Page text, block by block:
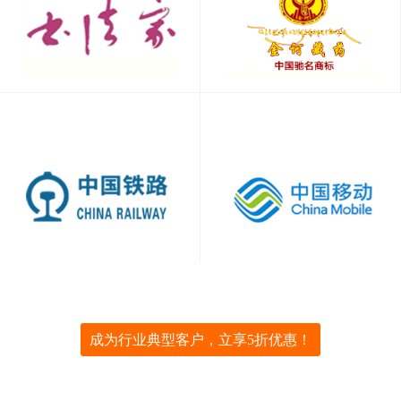
成为行业典型客户，立享5折优惠！